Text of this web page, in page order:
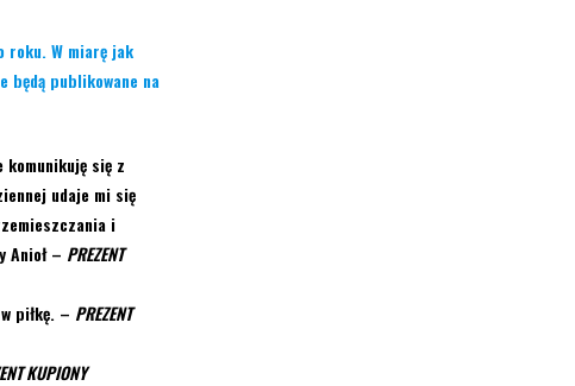
roku. W miarę jak
będą publikowane na
komunikuję się z
udaje mi się
i
Anioł – PREZENT
piłkę. – PREZENT
KUPIONY